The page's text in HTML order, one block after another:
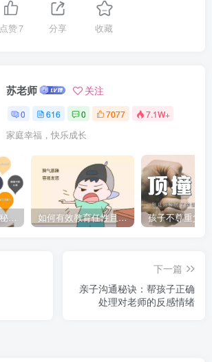
点赞7 分享 收藏
苏老师 关注
0 616 0 7077 7.1W+
家庭幸福，快乐成长
培养孩子专注力的秘密：让他们在学习和生活中如鱼得水的技巧 如何有效教育任性且脾气暴躁的孩子，父母必看的实用指南
下一篇
亲子沟通秘诀：帮孩子正确
处理对老师的反感情绪